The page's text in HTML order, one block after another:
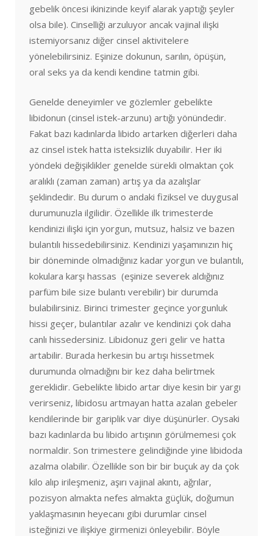
gebelik öncesi ikinizinde keyif alarak yaptığı şeyler
olsa bile). Cinselliği arzuluyor ancak vajinal ilişki
istemiyorsanız diğer cinsel aktivitelere
yönelebilirsiniz. Eşinize dokunun, sarılın, öpüşün,
oral seks ya da kendi kendine tatmin gibi.
Genelde deneyimler ve gözlemler gebelikte
libidonun (cinsel istek-arzunu) artığı yönündedir.
Fakat bazı kadınlarda libido artarken diğerleri daha
az cinsel istek hatta isteksizlik duyabilir. Her iki
yöndeki değişiklikler genelde sürekli olmaktan çok
aralıklı (zaman zaman) artış ya da azalışlar
şeklindedir. Bu durum o andaki fiziksel ve duygusal
durumunuzla ilgilidir. Özellikle ilk trimesterde
kendinizi ilişki için yorgun, mutsuz, halsiz ve bazen
bulantılı hissedebilirsiniz. Kendinizi yaşamınızın hiç
bir döneminde olmadığınız kadar yorgun ve bulantılı,
kokulara karşı hassas (eşinize severek aldığınız
parfüm bile size bulantı verebilir) bir durumda
bulabilirsiniz. Birinci trimester geçince yorgunluk
hissi geçer, bulantılar azalır ve kendinizi çok daha
canlı hissedersiniz. Libidonuz geri gelir ve hatta
artabilir. Burada herkesin bu artışı hissetmek
durumunda olmadığını bir kez daha belirtmek
gereklidir. Gebelikte libido artar diye kesin bir yargı
verirseniz, libidosu artmayan hatta azalan gebeler
kendilerinde bir gariplik var diye düşünürler. Oysaki
bazı kadınlarda bu libido artışının görülmemesi çok
normaldir. Son trimestere gelindiğinde yine libidoda
azalma olabilir. Özellikle son bir bir buçuk ay da çok
kilo alıp irileşmeniz, aşırı vajinal akıntı, ağrılar,
pozisyon almakta nefes almakta güçlük, doğumun
yaklaşmasının heyecanı gibi durumlar cinsel
isteğinizi ve ilişkiye girmenizi önleyebilir. Böyle